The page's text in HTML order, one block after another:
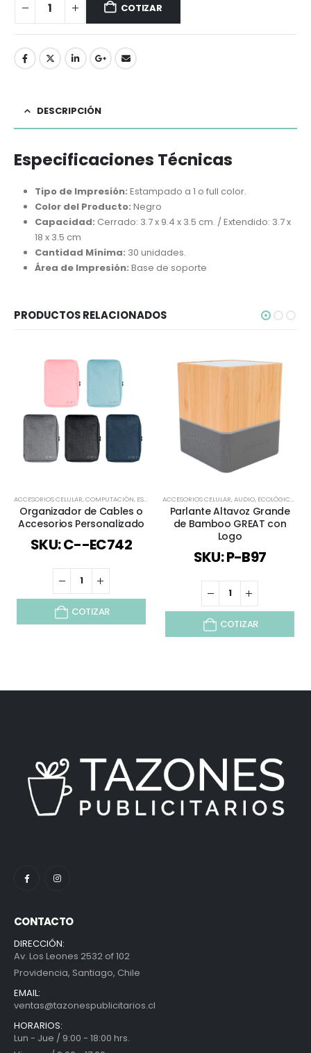
COTIZAR
DESCRIPCIÓN
Especificaciones Técnicas
Tipo de Impresión: Estampado a 1 o full color.
Color del Producto: Negro
Capacidad: Cerrado: 3.7 x 9.4 x 3.5 cm. / Extendido: 3.7 x
18 x 3.5 cm
Cantidad Mínima: 30 unidades.
Área de Impresión: Base de soporte
PRODUCTOS RELACIONADOS
ACCESORIOS CELULAR,COMPUTACIÓN, ESPECIAL DÍA DEL MINERO ,TECNOLOGÍA / CELULAR /
Organizador de Cables o
Accesorios Personalizado
SKU: C--EC742
COTIZAR
ACCESORIOS CELULAR,AUDIO, ECOLÓGICOS Y SUSTENTABLES
Parlante Altavoz Grande
de Bamboo GREAT con
Logo
SKU: P-B97
COTIZAR
CONTACTO
DIRECCIÓN:
Av. Los Leones 2532 of 102
Providencia, Santiago, Chile
EMAIL:
ventas@tazonespublicitarios.cl
HORARIOS:
Lun - Jue / 9:00 - 18:00 hrs.